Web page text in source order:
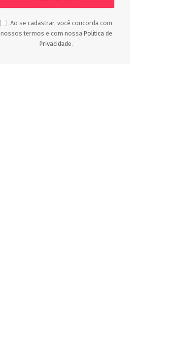
Ao se cadastrar, você concorda com
nossos termos e com nossa Política de
Privacidade.